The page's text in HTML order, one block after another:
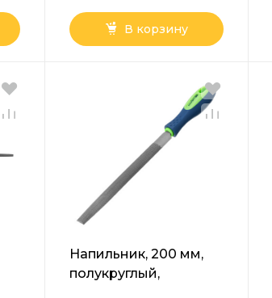
В корзину
Напильник, 200 мм,
полукруглый,